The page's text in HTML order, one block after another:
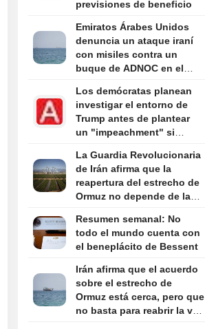
previsiones de beneficio
Emiratos Árabes Unidos
denuncia un ataque iraní
con misiles contra un
buque de ADNOC en el
Los demócratas planean
investigar el entorno de
Trump antes de plantear
un "impeachment" si
Representantes
La Guardia Revolucionaria
de Irán afirma que la
reapertura del estrecho de
Ormuz no depende de las
Resumen semanal: No
todo el mundo cuenta con
el beneplácito de Bessent
Irán afirma que el acuerdo
sobre el estrecho de
Ormuz está cerca, pero que
no basta para reabrir la vía